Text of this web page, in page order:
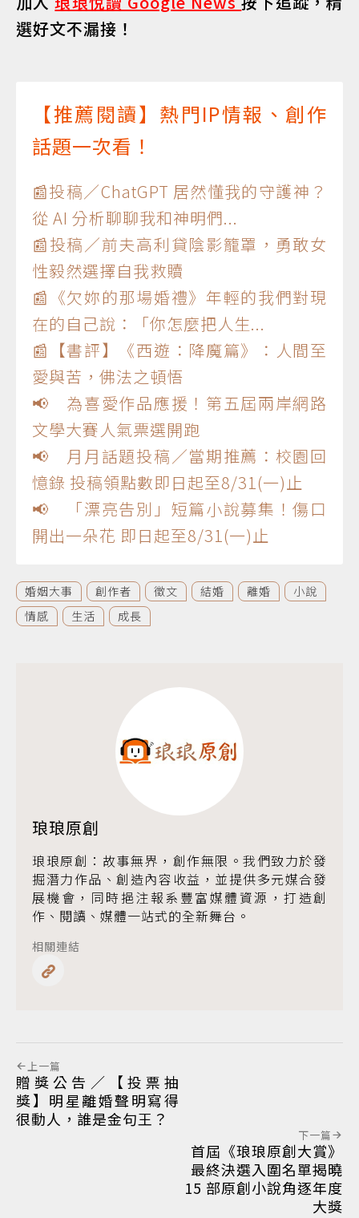
選好文不漏接！
【推薦閱讀】熱門IP情報、創作
話題一次看！
📰投稿／ChatGPT 居然懂我的守護神？
從 AI 分析聊聊我和神明們...
📰投稿／前夫高利貸陰影籠罩，勇敢女
性毅然選擇自我救贖
📰《欠妳的那場婚禮》年輕的我們對現
在的自己說：「你怎麼把人生...
📰【書評】《西遊：降魔篇》：人間至
愛與苦，佛法之頓悟
📢 為喜愛作品應援！第五屆兩岸網路
文學大賽人氣票選開跑
📢 月月話題投稿／當期推薦：校園回
憶錄 投稿領點數即日起至8/31(一)止
📢 「漂亮告別」短篇小說募集！傷口
開出一朵花 即日起至8/31(一)止
婚姻大事 創作者 徵文 結婚 離婚
小說
情感
生活 成長
琅琅原創
琅琅原創：故事無界，創作無限。我們致力於發
掘潛力作品、創造內容收益，並提供多元媒合發
展機會，同時挹注報系豐富媒體資源，打造創
作、閱讀、媒體一站式的全新舞台。
相關連結
上一篇
贈獎公告／【投票抽
獎】明星離婚聲明寫得
很動人，誰是金句王？
下一篇
首屆《琅琅原創大賞》
最終決選入圍名單揭曉
15 部原創小說角逐年度
大獎